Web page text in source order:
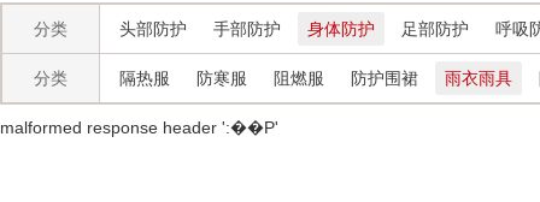
分类 头部防护 手部防护 身体防护 足部防护 呼吸
分类 隔热服 防寒服 阻燃服 防护围裙 雨衣雨具
malformed response header ' :��P'